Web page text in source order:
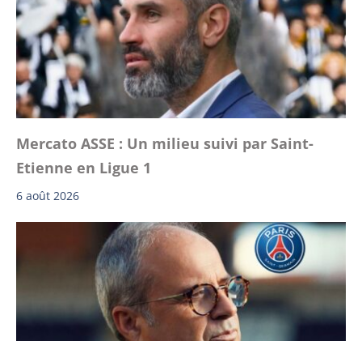
Mercato ASSE : Un milieu suivi par Saint-
Etienne en Ligue 1
6 août 2026